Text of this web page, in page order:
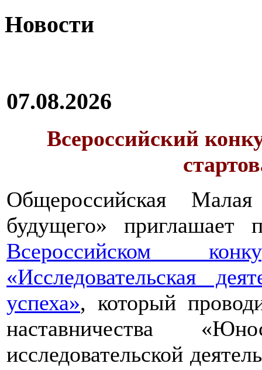
Новости
07.08.2026
Всероссийский
Общероссийская
будущего» приглашает
Всероссийском
«Исследовательская
успеха», который
наставничества
исследовательской